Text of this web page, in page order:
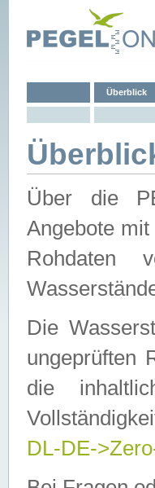
Überblick
Über die
Angebote
Rohdaten
Die
ungeprüften
die
DL-DE-